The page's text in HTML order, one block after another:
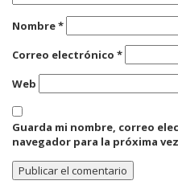
Nombre*
Correo electrónico *
Web
Guarda mi nombre, correo
navegador para la próxima